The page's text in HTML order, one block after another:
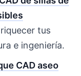
tus
e ingeniería.
CAD aseo